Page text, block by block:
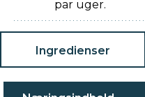
par uger.
Ingredienser